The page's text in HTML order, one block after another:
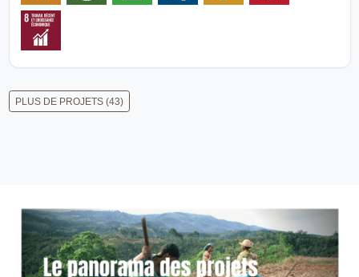
PLUS DE PROJETS (43)